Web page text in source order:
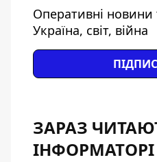
Оперативні новини
Україна, світ, війна
ЗАРАЗ
ІНФОРМАТОРІ